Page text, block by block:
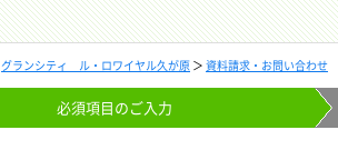
グランシティ ル・ロワイヤル久が原 ＞ 資料請求・お問い合わせ
必須項目のご入力